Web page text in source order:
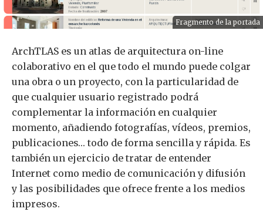
Fragmento de la portada
ArchTLAS es un atlas de arquitectura on-line
colaborativo en el que todo el mundo puede colgar
una obra o un proyecto, con la particularidad de
que cualquier usuario registrado podrá
complementar la información en cualquier
momento, añadiendo fotografías, vídeos, premios,
publicaciones… todo de forma sencilla y rápida. Es
también un ejercicio de tratar de entender
Internet como medio de comunicación y difusión
y las posibilidades que ofrece frente a los medios
impresos.